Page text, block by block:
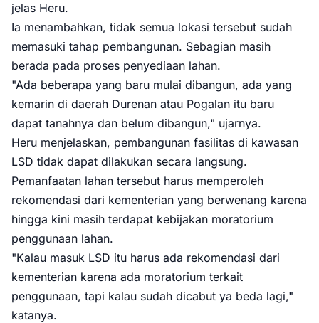
jelas Heru.
Ia menambahkan, tidak semua lokasi tersebut sudah
memasuki tahap pembangunan. Sebagian masih
berada pada proses penyediaan lahan.
"Ada beberapa yang baru mulai dibangun, ada yang
kemarin di daerah Durenan atau Pogalan itu baru
dapat tanahnya dan belum dibangun," ujarnya.
Heru menjelaskan, pembangunan fasilitas di kawasan
LSD tidak dapat dilakukan secara langsung.
Pemanfaatan lahan tersebut harus memperoleh
rekomendasi dari kementerian yang berwenang karena
hingga kini masih terdapat kebijakan moratorium
penggunaan lahan.
"Kalau masuk LSD itu harus ada rekomendasi dari
kementerian karena ada moratorium terkait
penggunaan, tapi kalau sudah dicabut ya beda lagi,"
katanya.